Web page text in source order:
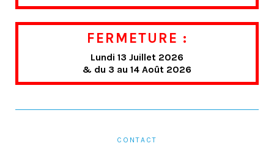
FERMETURE :
Lundi 13 Juillet 2026
& du 3 au 14 Août 2026
CONTACT